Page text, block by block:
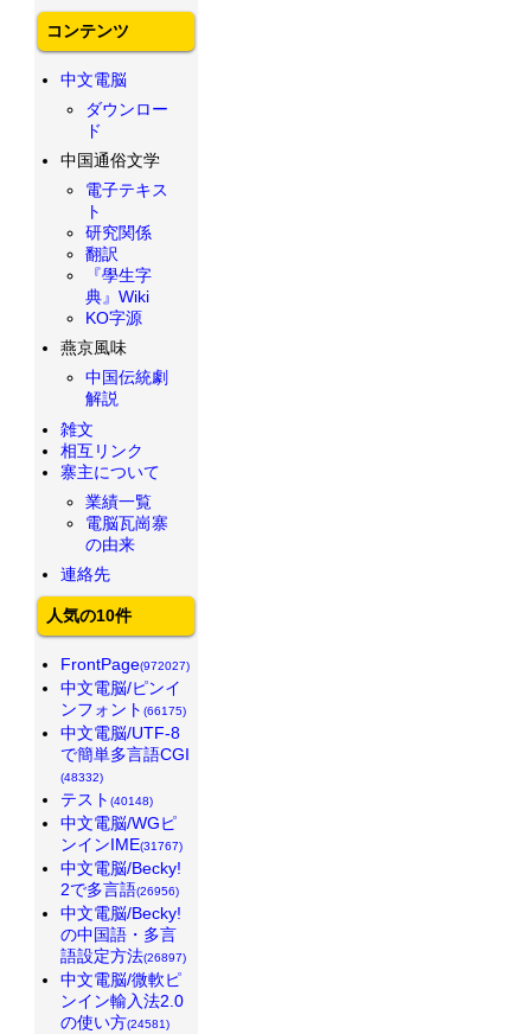
コンテンツ
中文電脳
ダウンロー
ド
中国通俗文学
電子テキス
ト
研究関係
翻訳
『學生字
典』Wiki
KO字源
燕京風味
中国伝統劇
解説
雑文
相互リンク
寨主について
業績一覧
電脳瓦崗寨
の由来
連絡先
人気の10件
FrontPage(972027)
中文電脳/ピンイ
ンフォント (66175)
中文電脳/UTF-8
で簡単多言語CGI
(48332)
テスト (40148)
中文電脳/WGピ
ンインIME(31767)
中文電脳/Becky!
2で多言語(26956)
中文電脳/Becky!
の中国語・多言
語設定方法(26897)
中文電脳/微軟ピ
ンイン輸入法2.0
の使い方(24581)